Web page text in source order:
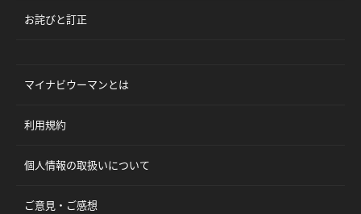
お詫びと訂正
マイナビウーマンとは
利用規約
個人情報の取扱いについて
ご意見・ご感想